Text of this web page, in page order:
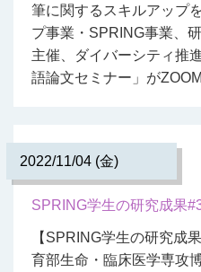
筆に関するスキルアップ
プ事業・SPRING事業、
主催、ダイバーシティ推
語論文セミナー」が
2022/11/04 (金)
SPRING学生の研究成果
【SPRING学生の研究成
育部生命・臨床医学専攻